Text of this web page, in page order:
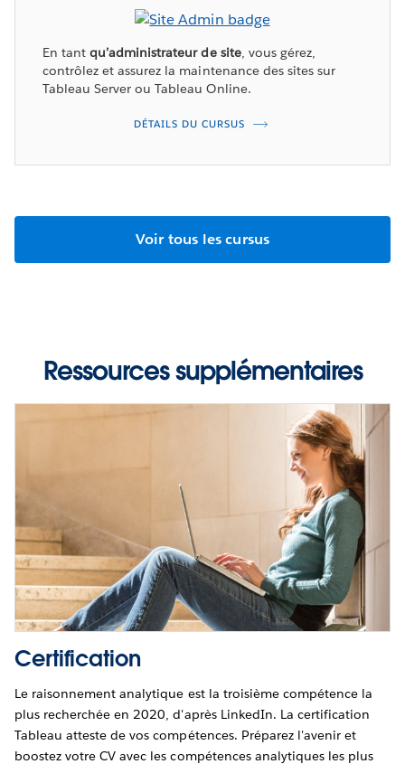
En tantqu’administrateur de site, vous gérez,
contrôlez et assurez la maintenance des sites sur
Tableau Server ou Tableau Online.
DÉTAILS DU CURSUS
Voir tous les cursus
Ressources supplémentaires
Certification
Le raisonnement analytique est la troisième compétence la
plus recherchée en 2020, d'après LinkedIn. La certification
Tableau atteste de vos compétences. Préparez l'avenir et
boostez votre CV avec les compétences analytiques les plus